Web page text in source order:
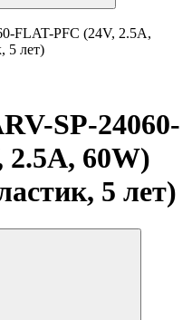
FLAT-PFC (24V, 2.5A,
5 лет)
SP-24060-
2.5A, 60W)
5 лет)